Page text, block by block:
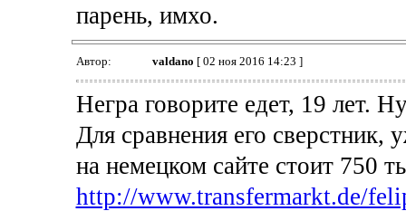
парень, имхо.
Автор: valdano [ 02 ноя 2016 14:23 ]
Негра говорите едет, 19 лет.
Для сравнения его сверстник,
на немецком сайте стоит 750
http://www.transfermarkt.de/